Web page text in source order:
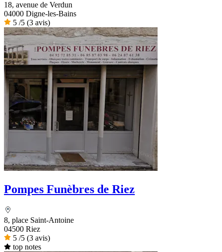
18, avenue de Verdun
04000 Digne-les-Bains
5 /5 (3 avis)
Pompes Funèbres de Riez
8, place Saint-Antoine
04500 Riez
5 /5 (3 avis)
top notes